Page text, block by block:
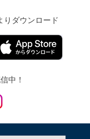
りダウンロード
中！